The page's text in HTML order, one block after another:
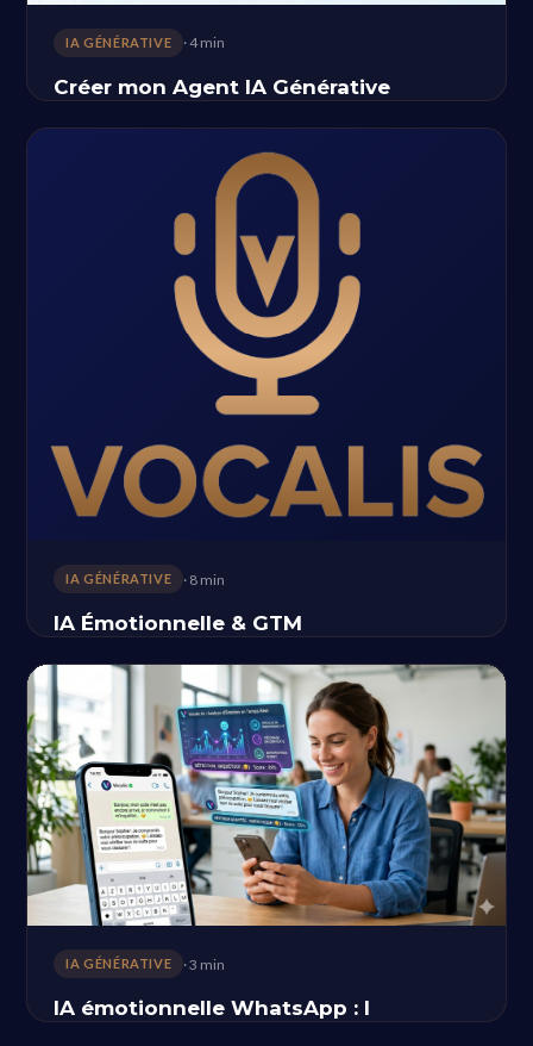
IA GÉNÉRATIVE · 4 min
Créer mon Agent IA Générative
IA GÉNÉRATIVE · 8 min
IA Émotionnelle & GTM
IA GÉNÉRATIVE · 3 min
IA émotionnelle WhatsApp : l